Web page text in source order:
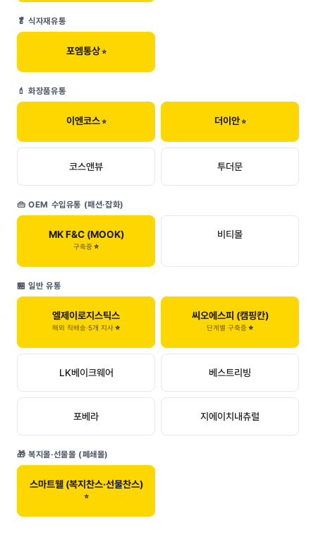
🥬 식자재유통
포엠통상
💄 화장품유통
이엔코스 더이안
코스앤뷰 투더문
👜 OEM 수입유통 (패션·잡화)
MK F&C (MOOK)
구축중
비티몰
🏪 일반 유통
엘제이로지스틱스
해외 직배송·5개 지사
씨오에스피 (캠핑칸)
단계별 구축중
LK베이크웨어 베스트리빙
포베라 지에이치내츄럴
🎁 복지몰·선물몰 (폐쇄몰)
스마트웰 (복지찬스·선물찬스)